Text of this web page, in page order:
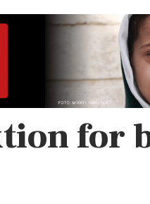
for